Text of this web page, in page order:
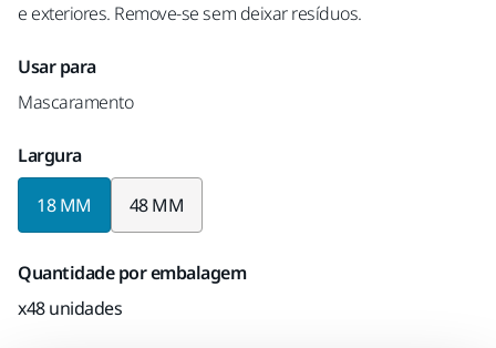
e exteriores. Remove-se sem deixar resíduos.
Usar para
Mascaramento
Largura
18 MM 48 MM
Quantidade por embalagem
x48 unidades